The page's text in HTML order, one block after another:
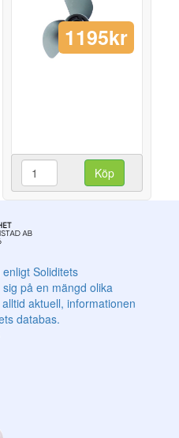
1195kr
Köp